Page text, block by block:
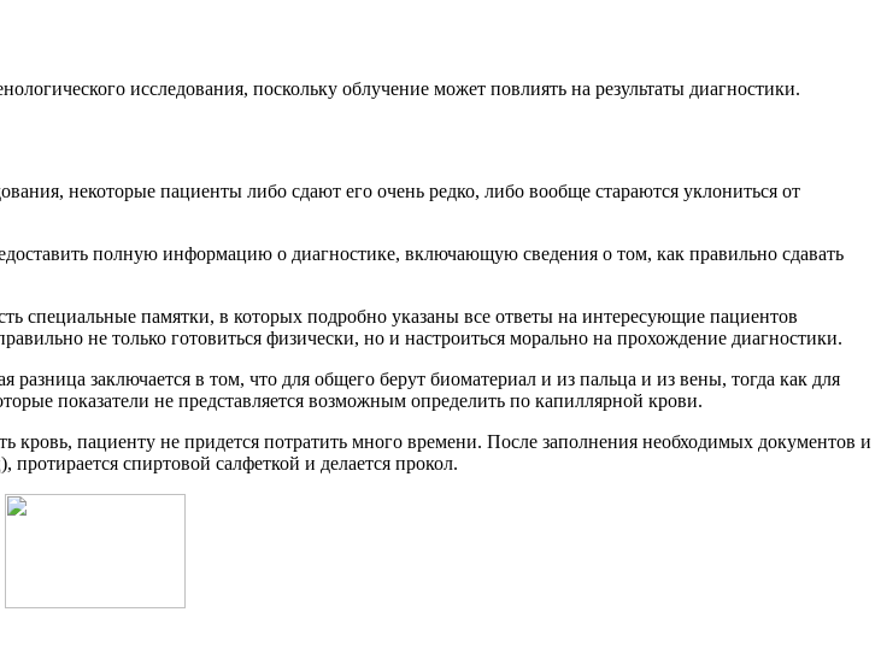
исследования, поскольку облучение может повлиять на результаты диагностики.
некоторые пациенты либо сдают его очень редко, либо вообще стараются уклониться от
полную информацию о диагностике, включающую сведения о том, как правильно сдавать
специальные памятки, в которых подробно указаны все ответы на интересующие пациентов
не только готовиться физически, но и настроиться морально на прохождение диагностики.
заключается в том, что для общего берут биоматериал и из пальца и из вены, тогда как для
показатели не представляется возможным определить по капиллярной крови.
кровь, пациенту не придется потратить много времени. После заполнения необходимых документов и
спиртовой салфеткой и делается прокол.